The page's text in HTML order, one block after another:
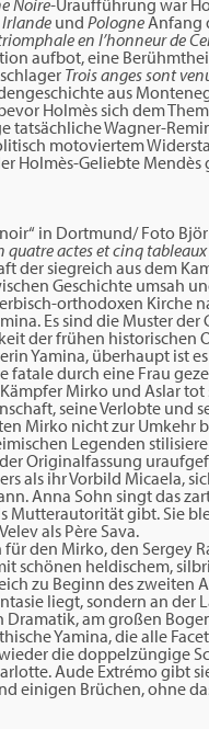
Noire-Uraufführung war
Irlande und PologneAnfang
en l’honneur de
aufbot, eine
Trois anges sont
aus
Holmès sich dem
tatsächliche Wagner-
motoviertem
Holmès-Geliebte
in Dortmund/ Foto
quatre actes et cinq tableaux
der siegreich aus dem
Geschichte umsah
orthodoxen
Es sind die Muster
der frühen historischen
Yamina, überhaupt ist
durch eine Frau
Mirko und Aslar
seine Verlobte
Mirko nicht zur Umkehr
Legenden
Originalfassung
als ihr Vorbild Micaela,
Anna Sohn singt das
Mutterautorität gibt. Sie
als Père Sava.
den Mirko, den Sergey
schönen heldischem,
zu Beginn des zweiten
liegt, sondern an
am großen
Yamina, die alle
die doppelzüngige
Aude Extrémo gibt
einigen Brüchen, ohne